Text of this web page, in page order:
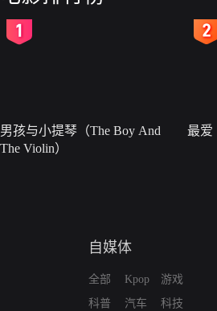
男孩与小提琴（The Boy And
The Violin）
最爱
自媒体
全部
科普
Kpop
汽车
游戏
科技